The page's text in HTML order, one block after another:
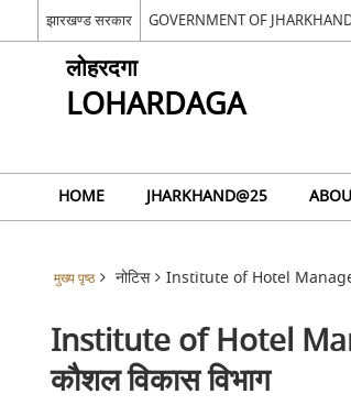
झारखण्ड सरकार GOVERNMENT OF
लोहरदगा
LOHARDAGA
HOME JHARKHAND@25
मुख्य पृष्ठ नोटिस Institute of Hotel
Institute of Hotel
कौशल विकास विभाग